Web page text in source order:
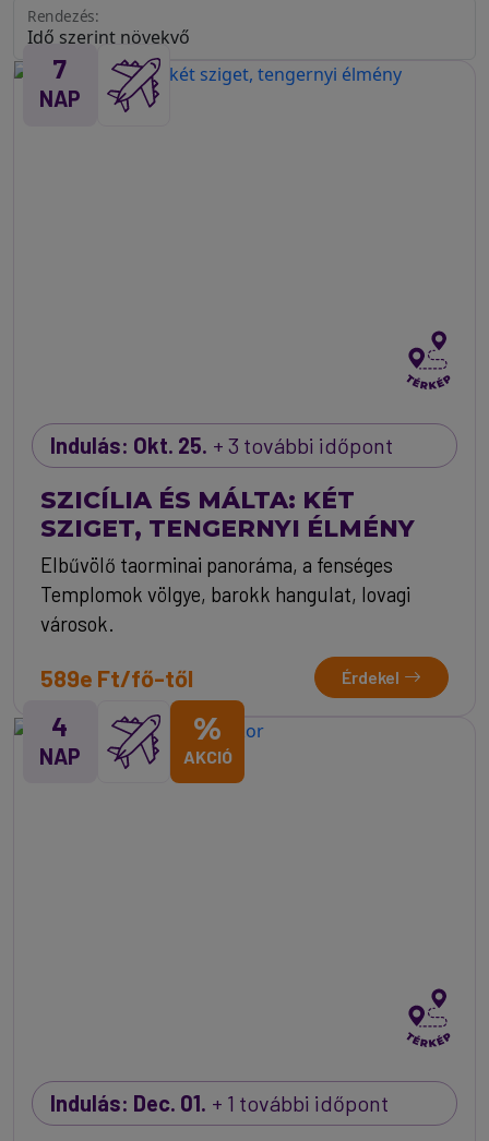
Rendezés:
7
NAP
Indulás: Okt. 25. + 3 további időpont
SZICÍLIA ÉS MÁLTA: KÉT
SZIGET, TENGERNYI ÉLMÉNY
Elbűvölő taorminai panoráma, a fenséges
Templomok völgye, barokk hangulat, lovagi
városok.
589e Ft/fő-től Érdekel
4
NAP
%
AKCIÓ
Indulás: Dec. 01. + 1 további időpont